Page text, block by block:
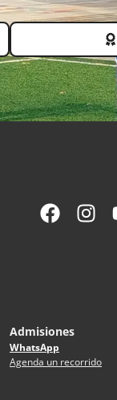
Admisiones
WhatsApp
Agenda un recorrido